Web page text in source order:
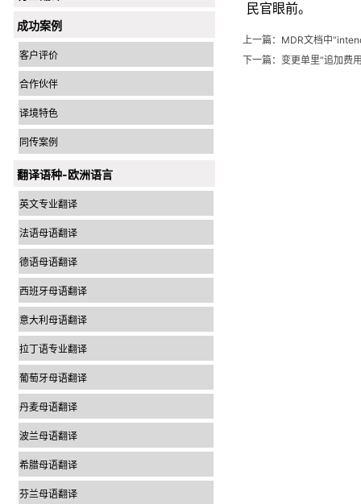
成功案例
客户评价
合作伙伴
译境特色
同传案例
翻译语种-欧洲语言
英文专业翻译
法语母语翻译
德语母语翻译
西班牙母语翻译
意大利母语翻译
拉丁语专业翻译
葡萄牙母语翻译
丹麦母语翻译
波兰母语翻译
希腊母语翻译
芬兰母语翻译
民官眼前。
上一篇： MDR文档中
下一篇： 变更单里“追加费